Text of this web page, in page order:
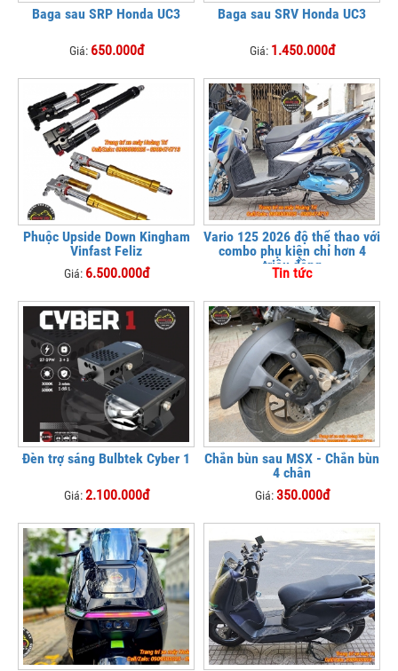
Baga sau SRP Honda UC3
Giá: 650.000đ
Baga sau SRV Honda UC3
Giá: 1.450.000đ
Phuộc Upside Down Kingham
Vinfast Feliz
Giá: 6.500.000đ
Vario 125 2026 độ thể thao với
combo phụ kiện chỉ hơn 4
triệu đồng
Tin tức
Đèn trợ sáng Bulbtek Cyber 1
Giá:2.100.000đ
Chắn bùn sau MSX - Chắn bùn
4 chân
Giá:350.000đ